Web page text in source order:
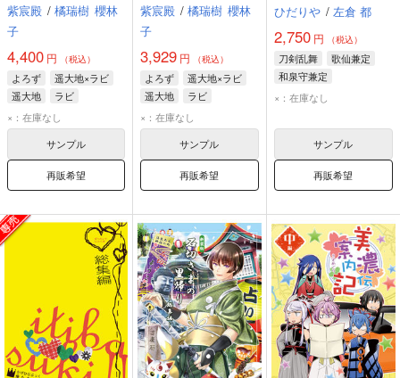
紫宸殿 / 橘瑞樹 櫻林
子
4,400 円 （税込）
よろず
遥大地×ラビ
遥大地
ラビ
×：在庫なし
サンプル
再販希望
紫宸殿 / 橘瑞樹 櫻林
子
3,929 円 （税込）
よろず
遥大地×ラビ
遥大地
ラビ
×：在庫なし
サンプル
再販希望
ひだりや / 左倉 都
2,750円 （税込）
刀剣乱舞
歌仙兼定
和泉守兼定
小夜左文字
×：在庫なし
サンプル
再販希望